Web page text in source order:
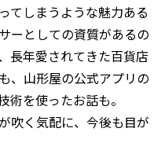
てしまうような魅力ある
ーとしての資質があるの
長年愛されてきた百貨店
、山形屋の公式アプリの
術を使ったお話も。
吹く気配に、今後も目が